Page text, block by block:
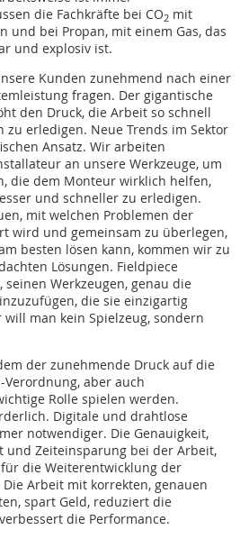
die Fachkräfte bei CO2 mit
und bei Propan, mit einem Gas, das
und explosiv ist.
Kunden zunehmend nach einer
fragen. Der gigantische
den Druck, die Arbeit so schnell
zu erledigen. Neue Trends im Sektor
Ansatz. Wir arbeiten
an unsere Werkzeuge, um
die dem Monteur wirklich helfen,
und schneller zu erledigen.
mit welchen Problemen der
wird und gemeinsam zu überlegen,
besten lösen kann, kommen wir zu
Lösungen. Fieldpiece
Werkzeugen, genau die
die sie einzigartig
man kein Spielzeug, sondern
der zunehmende Druck auf die
Verordnung, aber auch
Rolle spielen werden.
Digitale und drahtlose
notwendiger. Die Genauigkeit,
und Zeiteinsparung bei der Arbeit,
die Weiterentwicklung der
Die Arbeit mit korrekten, genauen
spart Geld, reduziert die
die Performance.